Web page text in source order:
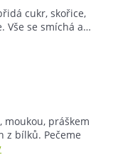
cukr, skořice,
Vše se smíchá a…
moukou, práškem
z bílků. Pečeme